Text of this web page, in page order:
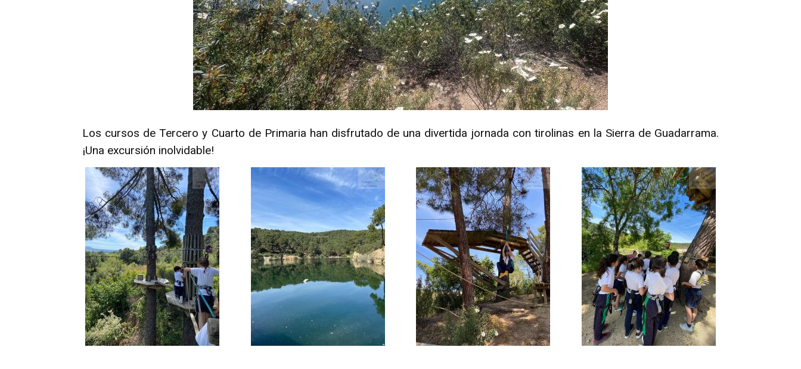
Los cursos de Tercero y Cuarto de Primaria han disfrutado de una divertida jornada con tirolinas en la Sierra de Guadarrama.
¡Una excursión inolvidable!